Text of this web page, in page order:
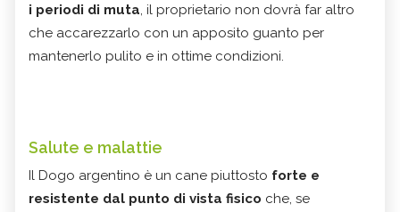
i periodi di muta , il proprietario non dovrà far altro
che accarezzarlo con un apposito guanto per
mantenerlo pulito e in ottime condizioni.
Salute e malattie
Il Dogo argentino è un cane piuttosto forte e
resistente dal punto di vista fisico che, se